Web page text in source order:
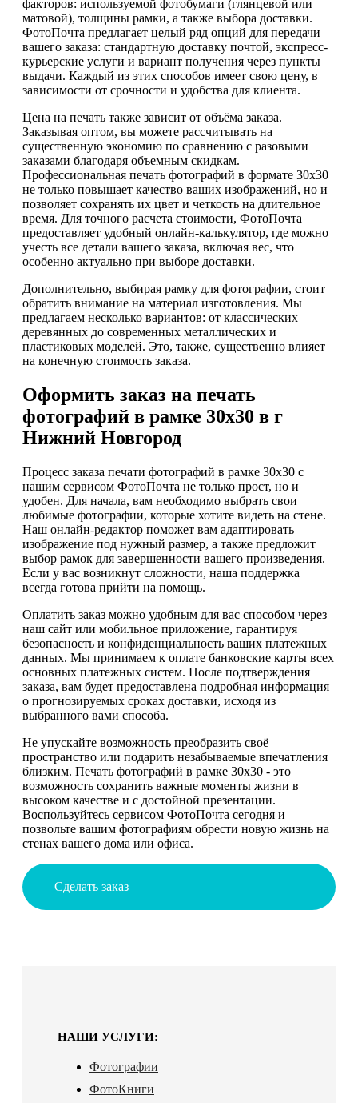
факторов: используемой фотобумаги (глянцевой или
матовой), толщины рамки, а также выбора доставки.
ФотоПочта предлагает целый ряд опций для передачи
вашего заказа: стандартную доставку почтой, экспресс-
курьерские услуги и вариант получения через пункты
выдачи. Каждый из этих способов имеет свою цену, в
зависимости от срочности и удобства для клиента.
Цена на печать также зависит от объёма заказа.
Заказывая оптом, вы можете рассчитывать на
существенную экономию по сравнению с разовыми
заказами благодаря объемным скидкам.
Профессиональная печать фотографий в формате 30х30
не только повышает качество ваших изображений, но и
позволяет сохранять их цвет и четкость на длительное
время. Для точного расчета стоимости, ФотоПочта
предоставляет удобный онлайн-калькулятор, где можно
учесть все детали вашего заказа, включая вес, что
особенно актуально при выборе доставки.
Дополнительно, выбирая рамку для фотографии, стоит
обратить внимание на материал изготовления. Мы
предлагаем несколько вариантов: от классических
деревянных до современных металлических и
пластиковых моделей. Это, также, существенно влияет
на конечную стоимость заказа.
Оформить заказ на печать
фотографий в рамке 30х30 в г
Нижний Новгород
Процесс заказа печати фотографий в рамке 30х30 с
нашим сервисом ФотоПочта не только прост, но и
удобен. Для начала, вам необходимо выбрать свои
любимые фотографии, которые хотите видеть на стене.
Наш онлайн-редактор поможет вам адаптировать
изображение под нужный размер, а также предложит
выбор рамок для завершенности вашего произведения.
Если у вас возникнут сложности, наша поддержка
всегда готова прийти на помощь.
Оплатить заказ можно удобным для вас способом через
наш сайт или мобильное приложение, гарантируя
безопасность и конфиденциальность ваших платежных
данных. Мы принимаем к оплате банковские карты всех
основных платежных систем. После подтверждения
заказа, вам будет предоставлена подробная информация
о прогнозируемых сроках доставки, исходя из
выбранного вами способа.
Не упускайте возможность преобразить своё
пространство или подарить незабываемые впечатления
близким. Печать фотографий в рамке 30х30 - это
возможность сохранить важные моменты жизни в
высоком качестве и с достойной презентации.
Воспользуйтесь сервисом ФотоПочта сегодня и
позвольте вашим фотографиям обрести новую жизнь на
стенах вашего дома или офиса.
Сделать заказ
НАШИ УСЛУГИ:
Фотографии
ФотоКниги